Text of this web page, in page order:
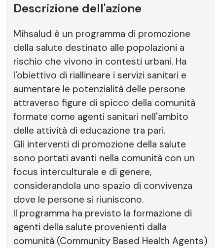
Descrizione dell'azione
Mihsalud è un programma di promozione
della salute destinato alle popolazioni a
rischio che vivono in contesti urbani. Ha
l'obiettivo di riallineare i servizi sanitari e
aumentare le potenzialità delle persone
attraverso figure di spicco della comunità
formate come agenti sanitari nell'ambito
delle attività di educazione tra pari.
Gli interventi di promozione della salute
sono portati avanti nella comunità con un
focus interculturale e di genere,
considerandola uno spazio di convivenza
dove le persone si riuniscono.
Il programma ha previsto la formazione di
agenti della salute provenienti dalla
comunità (Community Based Health Agents)